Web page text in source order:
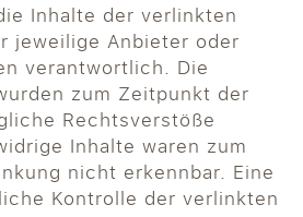
Inhalte der verlinkten
jeweilige Anbieter oder
verantwortlich. Die
zum Zeitpunkt der
Rechtsverstöße
Inhalte waren zum
nicht erkennbar. Eine
Kontrolle der verlinkten